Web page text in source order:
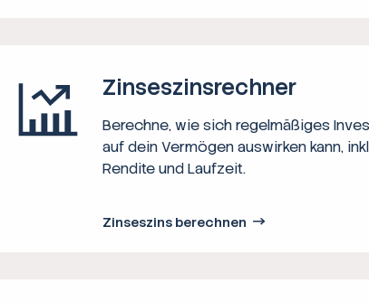
Zinseszins­rechner
Berechne, wie sich regelmäßiges
auf dein Vermögen auswirken kann,
Rendite und Laufzeit.
Zinseszins berechnen